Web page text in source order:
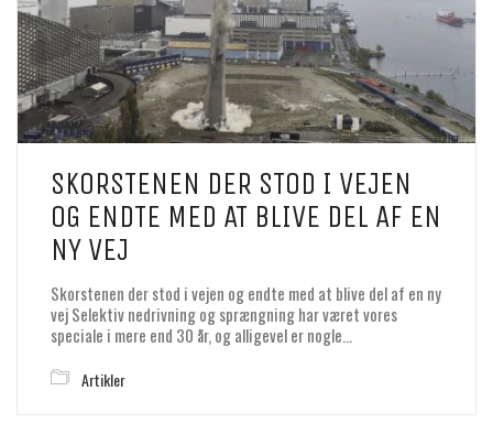
SKORSTENEN DER STOD I VEJEN
OG ENDTE MED AT BLIVE DEL AF EN
NY VEJ
Skorstenen der stod i vejen og endte med at blive del af en ny
vej Selektiv nedrivning og sprængning har været vores
speciale i mere end 30 år, og alligevel er nogle…
Artikler